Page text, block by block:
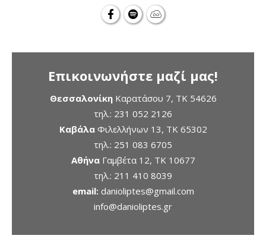
Επικοινωνήστε μαζί μας!
ΘεσσαλονίκηΚαρατάσου 7, TK 54626
τηλ.: 231 052 2126
ΚαβάλαΦιλελλήνων 13, ΤΚ 65302
τηλ.: 251 083 6705
ΑθήναΓαμβέτα 12, ΤΚ 10677
τηλ.: 211 410 8039
email: danioliptes@gmail.com
info@danioliptes.gr